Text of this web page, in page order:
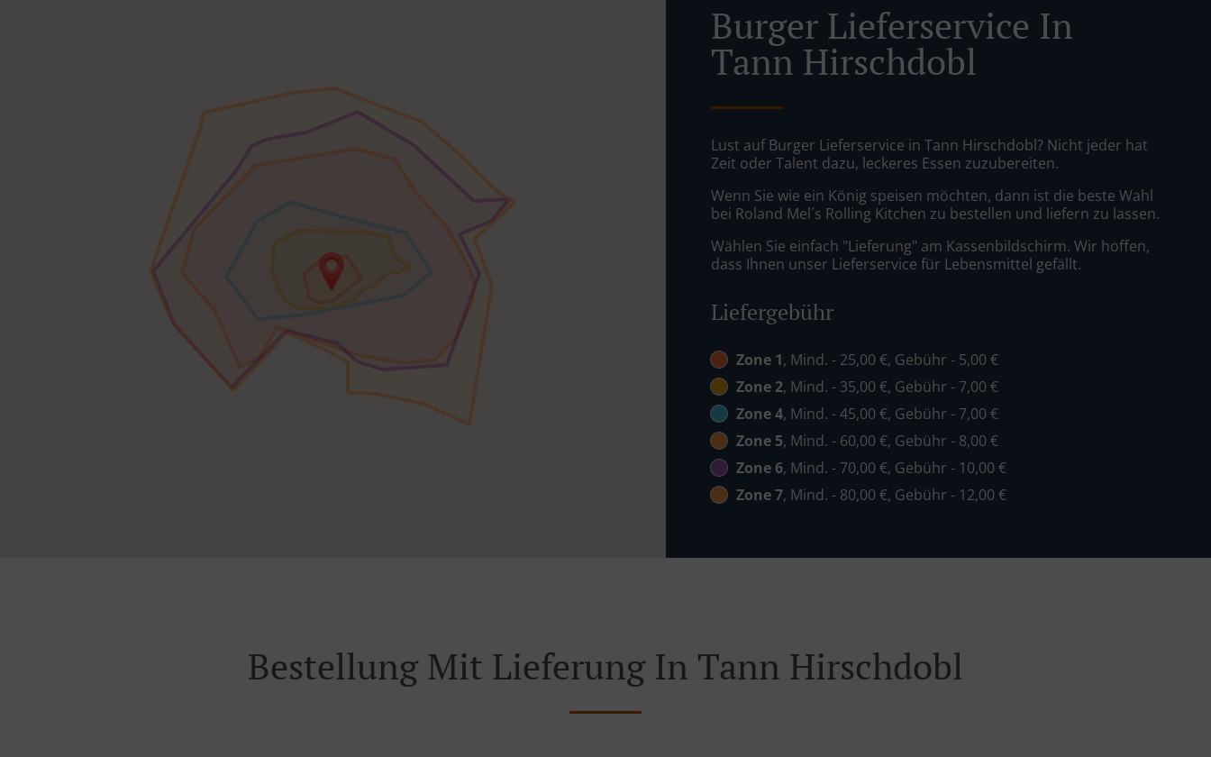
Burger Lieferservice In
Tann Hirschdobl
Lust auf Burger Lieferservice in Tann Hirschdobl? Nicht jeder hat
Zeit oder Talent dazu, leckeres Essen zuzubereiten.
Wenn Sie wie ein König speisen möchten, dann ist die beste Wahl
bei Roland Mel´s Rolling Kitchen zu bestellen und liefern zu lassen.
Wählen Sie einfach "Lieferung" am Kassenbildschirm. Wir hoffen,
dass Ihnen unser Lieferservice für Lebensmittel gefällt.
Liefergebühr
Zone 1, Mind. - 25,00 €, Gebühr - 5,00 €
Zone 2, Mind. - 35,00 €, Gebühr - 7,00 €
Zone 4, Mind. - 45,00 €, Gebühr - 7,00 €
Zone 5, Mind. - 60,00 €, Gebühr - 8,00 €
Zone 6, Mind. - 70,00 €, Gebühr - 10,00 €
Zone 7, Mind. - 80,00 €, Gebühr - 12,00 €
Bestellung Mit Lieferung In Tann Hirschdobl